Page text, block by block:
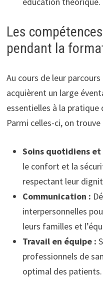
Les
pendant la
Au cours de leur parcours
acquièrent un large
essentielles à la pratique
Parmi celles-ci, on trouve
Soins quotidiens et
le confort et la
respectant leur
Communication :
interpersonnelles
leurs familles et
Travail en équipe :
professionnels de
optimal des patients.